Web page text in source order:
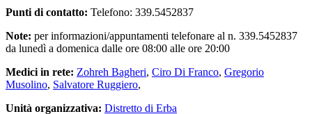
Punti di contatto: Telefono: 339.5452837
Note: per informazioni/appuntamenti telefonare al n. 339.5452837
da lunedì a domenica dalle ore 08:00 alle ore 20:00
Medici in rete: Zohreh Bagheri, Ciro Di Franco, Gregorio
Musolino, Salvatore Ruggiero,
Unità organizzativa: Distretto di Erba